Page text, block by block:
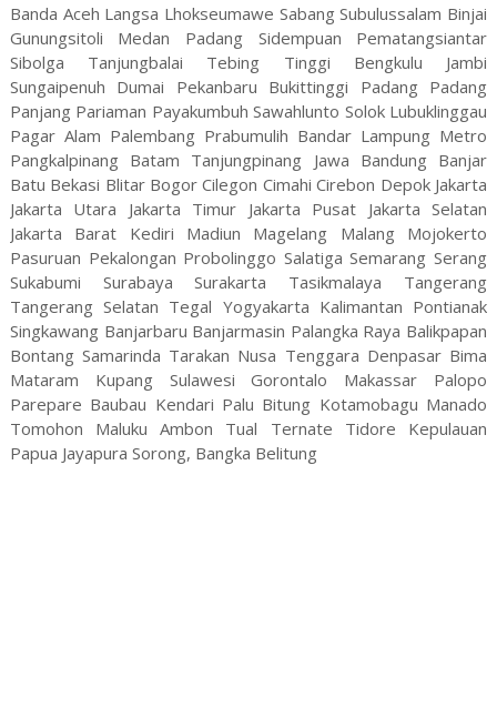
Banda Aceh Langsa Lhokseumawe Sabang Subulussalam Binjai
Gunungsitoli Medan Padang Sidempuan Pematangsiantar
Sibolga Tanjungbalai Tebing Tinggi Bengkulu Jambi
Sungaipenuh Dumai Pekanbaru Bukittinggi Padang Padang
Panjang Pariaman Payakumbuh Sawahlunto Solok Lubuklinggau
Pagar Alam Palembang Prabumulih Bandar Lampung Metro
Pangkalpinang Batam Tanjungpinang Jawa Bandung Banjar
Batu Bekasi Blitar Bogor Cilegon Cimahi Cirebon Depok Jakarta
Jakarta Utara Jakarta Timur Jakarta Pusat Jakarta Selatan
Jakarta Barat Kediri Madiun Magelang Malang Mojokerto
Pasuruan Pekalongan Probolinggo Salatiga Semarang Serang
Sukabumi Surabaya Surakarta Tasikmalaya Tangerang
Tangerang Selatan Tegal Yogyakarta Kalimantan Pontianak
Singkawang Banjarbaru Banjarmasin Palangka Raya Balikpapan
Bontang Samarinda Tarakan Nusa Tenggara Denpasar Bima
Mataram Kupang Sulawesi Gorontalo Makassar Palopo
Parepare Baubau Kendari Palu Bitung Kotamobagu Manado
Tomohon Maluku Ambon Tual Ternate Tidore Kepulauan
Papua Jayapura Sorong, Bangka Belitung